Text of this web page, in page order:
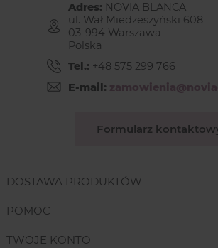
Adres: NOVIA BLANCA
ul. Wał Miedzeszyński 608
03-994 Warszawa
Polska
Tel.: +48 575 299 766
E-mail:
Formularz
DOSTAWA PRODUKTÓW
POMOC
TWOJE KONTO